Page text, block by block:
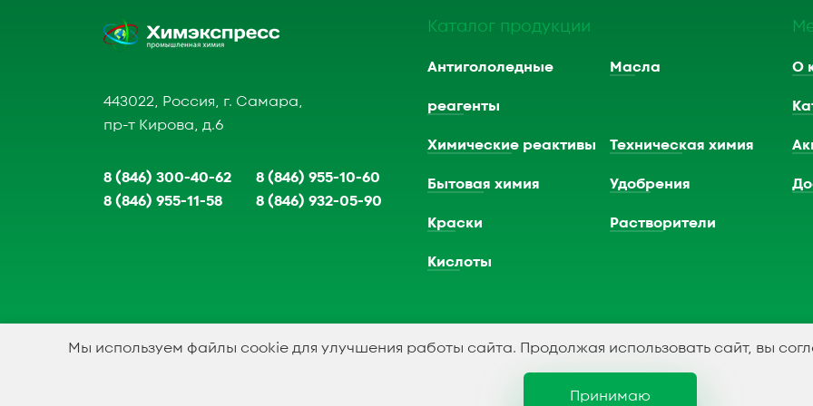
443022, Россия, г. Самара,
пр-т Кирова, д.6
8 (846) 300-40-62
8 (846) 955-10-60
8 (846) 955-11-58
8 (846) 932-05-90
Каталог продукции
Антигололедные
реагенты
Масла
Химические реактивы Техническая химия
Бытовая химия Удобрения
Краски Растворители
Кислоты
О
Политика конфидициальности
Мы используем файлы cookie для улучшения работы сайта. Продолжая использовать сайт, вы
Принимаю